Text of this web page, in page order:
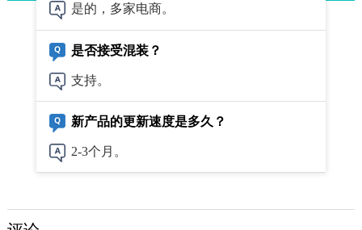
是的，多家电商。
是否接受混装？
支持。
新产品的更新速度是多久？
2-3个月。